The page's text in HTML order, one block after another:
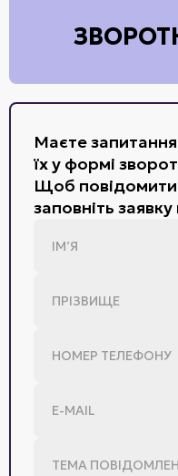
Маєте
їх у формі
Щоб
заповніть заявку